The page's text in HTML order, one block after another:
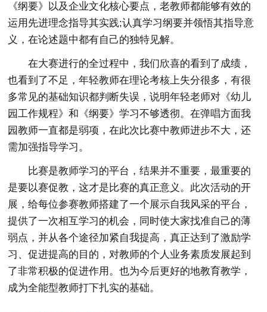
《纲要》以及企业文化核心要点，老教师都能够有效的
运用先进理念指导其实践;认真学习纲要并领悟其指导意
义，在论述题中都有自己的独特见解。
在大赛进行的全过程中，我们欣喜的看到了成绩，
也看到了不足，年轻教师在理论考核上失分很多，有很
多常见的基础知识都判断失误，说明年轻老师对《幼儿
园工作规程》和《纲要》学习不够透彻。在弹唱方面我
园教师一直都是弱项，在此次比赛中教师进步不大，还
需加强指导学习。
比赛是教师学习的平台，结果并不重要，最重要的
是要以赛促教，这才是比赛的真正意义。此次活动的开
展，给每位参赛教师搭建了一个展示自我风采的平台，
提供了一次相互学习的机会，同时使大家找准自己的薄
弱点，并从各个途径加紧自我提高，真正达到了激励学
习、促进提高的目的，对教师的个人业务素质发展起到
了非常积极的促进作用。也为今后更好的地教育教学，
成为全能型教师打下扎实的基础。